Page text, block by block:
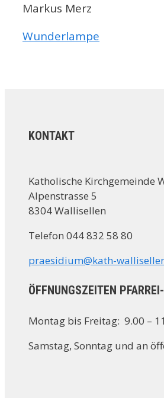
Markus Merz
Wunderlampe
KONTAKT
Katholische Kirchgemeinde
Alpenstrasse 5
8304 Wallisellen
Telefon 044 832 58 80
praesidium@kath-
ÖFFNUNGSZEITEN
Montag bis Freitag: 9.00 –
Samstag, Sonntag und an